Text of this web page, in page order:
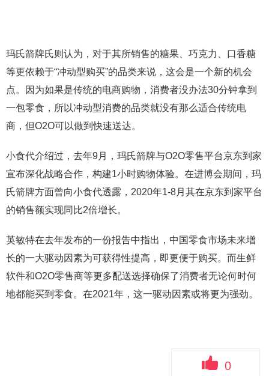
玛氏箭牌氏则认为，对于其所销售的糖果、巧克力、口香糖
等更依赖于“冲动型购买”的品类来说，这会是一个新的机会
点。因为如果是传统的电商购物，消费者没办法30分钟拿到
一包零食，所以冲动型消费的品类就没有那么适合传统电
商，但O2O可以做到快速送达。
小食代介绍过，去年9月，玛氏箭牌与O2O零售平台京东到家
宣布深化战略合作，构建1小时购物体验。在进博会期间，玛
氏箭牌方面曾向小食代透露，2020年1-8月其在京东到家平台
的销售额实现同比2倍增长。
英敏特在去年发布的一份报告中指出，中国零食市场未来增
长的一大驱动因素为可获得性提高，即更便于购买。而生鲜
软件和O2O零售商等更多配送选择确保了消费者无论何时何
地都能买到零食。在2021年，这一驱动因素或将更为强劲。
0